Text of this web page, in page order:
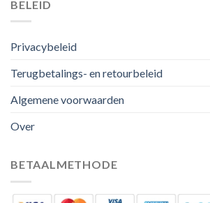
BELEID
Privacybeleid
Terugbetalings- en retourbeleid
Algemene voorwaarden
Over
BETAALMETHODE